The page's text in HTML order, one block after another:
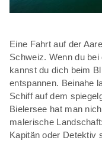
Eine Fahrt auf der
Schweiz. Wenn du
kannst du dich beim
entspannen. Beinahe
Schiff auf dem
Bielersee hat man
malerische
Kapitän oder Detektiv